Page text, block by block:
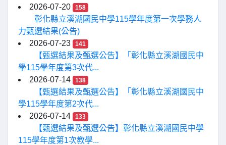
2026-07-20
158
彰化縣立溪湖國民中學115學年度第一次學務人
力甄選結果(公告)
2026-07-23
141
【甄選結果及甄選公告】「彰化縣立溪湖國民中
學115學年度第3次代...
2026-07-14
138
【甄選結果及甄選公告】「彰化縣立溪湖國民中
學115學年度第2次代...
2026-07-14
133
【甄選結果及甄選公告】彰化縣立溪湖國民中學
115學年度第1次教學...